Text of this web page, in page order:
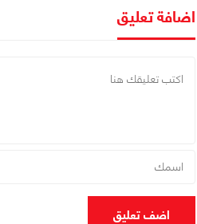
اضافة تعليق
اضف تعليق